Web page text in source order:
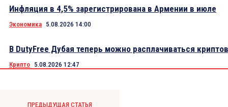
Инфляция в 4,5% зарегистрирована в Армении в июле
Экономика 5.08.2026 14:00
В DutyFree Дубая теперь можно расплачиваться
Крипто 5.08.2026 12:47
ПРЕДЫДУЩАЯ СТАТЬЯ